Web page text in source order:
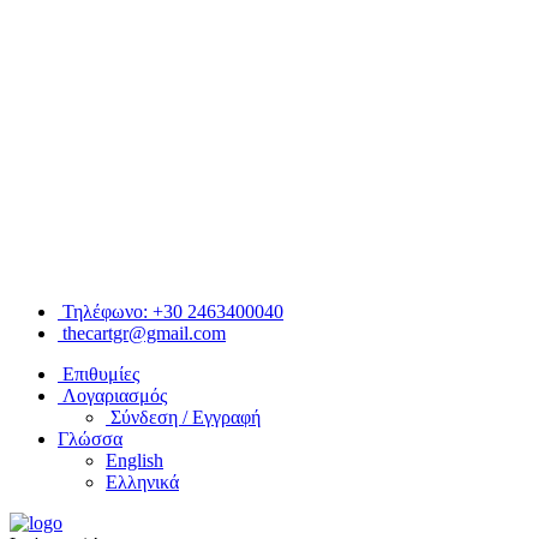
Τηλέφωνο: +30 2463400040
thecartgr@gmail.com
Επιθυμίες
Λογαριασμός
Σύνδεση / Εγγραφή
Γλώσσα
English
Ελληνικά